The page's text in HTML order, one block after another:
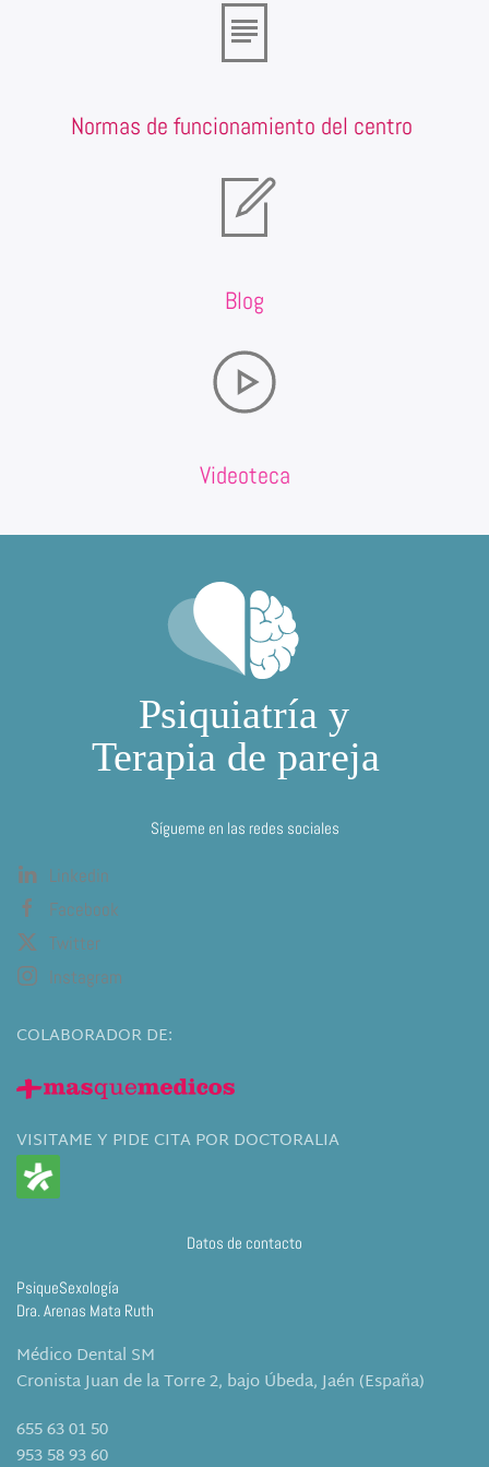
Normas de funcionamiento del centro
Blog
Videoteca
Sígueme en las redes sociales
Linkedin
Facebook
Twitter
Instagram
COLABORADOR DE:
VISITAME Y PIDE CITA POR DOCTORALIA
Datos de contacto
PsiqueSexología
Dra. Arenas Mata Ruth
Médico Dental SM
Cronista Juan de la Torre 2, bajo Úbeda, Jaén (España)
655 63 01 50
953 58 93 60